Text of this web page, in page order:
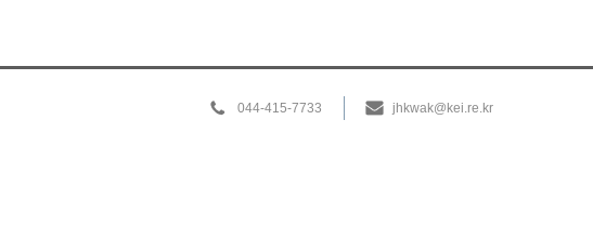
044-415-7733 jhkwak@kei.re.kr